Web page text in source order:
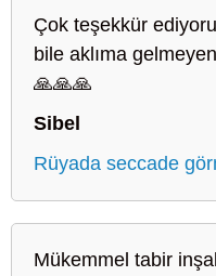
Çok teşekkür
bile aklıma
🙏🙏🙏
Sibel
Rüyada seccade
Mükemmel tabir